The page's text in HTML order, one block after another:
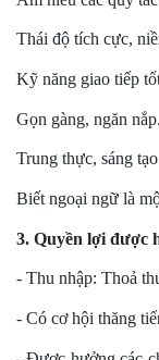
Thái độ tích cực,
Kỹ năng giao tiếp
Gọn gàng, ngăn nắp.
Trung thực, sáng
Biết ngoại ngữ là
3. Quyền lợi được
- Thu nhập: Thoả
- Có cơ hội thăng